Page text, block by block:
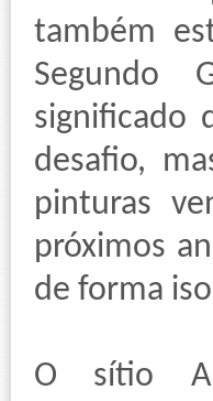
também
Segundo
significado
desafio,
pinturas
próximos
de forma
O sítio